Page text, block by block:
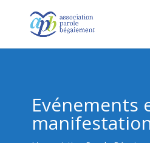
Evénements